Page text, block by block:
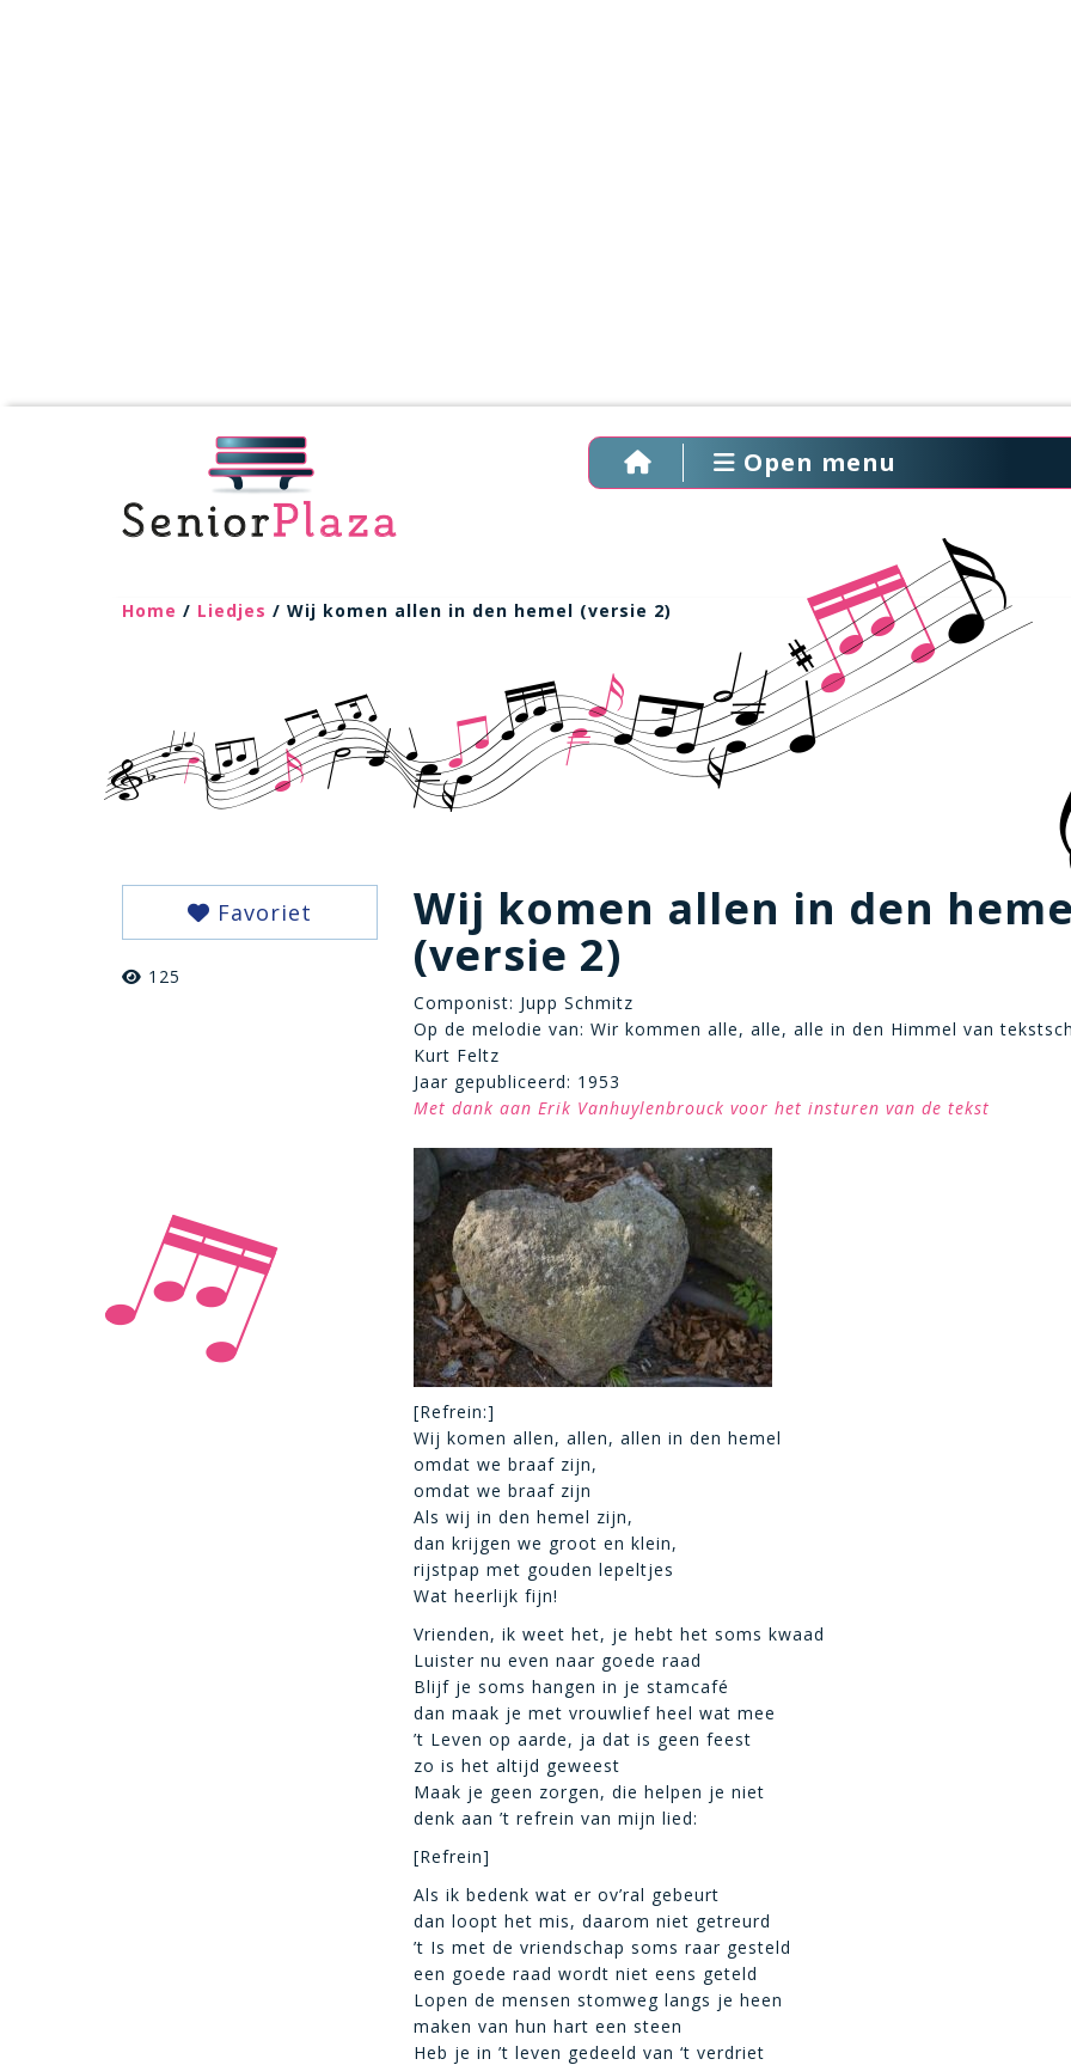
Open menu
Home / Liedjes / Wij komen allen in den hemel (versie 2)
Favoriet
125
Wij komen allen in den
(versie 2)
Componist: Jupp Schmitz
Op de melodie van: Wir kommen alle, alle, alle in den Himmel van
Kurt Feltz
Jaar gepubliceerd: 1953
Met dank aan Erik Vanhuylenbrouck voor het insturen van de tekst
[Refrein:]
Wij komen allen, allen, allen in den hemel
omdat we braaf zijn,
omdat we braaf zijn
Als wij in den hemel zijn,
dan krijgen we groot en klein,
rijstpap met gouden lepeltjes
Wat heerlijk fijn!
Vrienden, ik weet het, je hebt het soms kwaad
Luister nu even naar goede raad
Blijf je soms hangen in je stamcafé
dan maak je met vrouwlief heel wat mee
’t Leven op aarde, ja dat is geen feest
zo is het altijd geweest
Maak je geen zorgen, die helpen je niet
denk aan ’t refrein van mijn lied:
[Refrein]
Als ik bedenk wat er ov’ral gebeurt
dan loopt het mis, daarom niet getreurd
’t Is met de vriendschap soms raar gesteld
een goede raad wordt niet eens geteld
Lopen de mensen stomweg langs je heen
maken van hun hart een steen
Heb je in ’t leven gedeeld van ‘t verdriet